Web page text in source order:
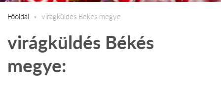
Főoldal virágküldés Békés megye
virágküldés Békés
megye: